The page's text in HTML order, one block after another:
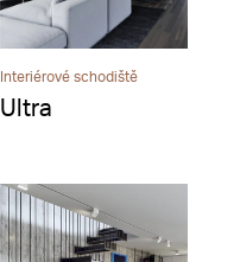
Interiérové schodiště
Ultra